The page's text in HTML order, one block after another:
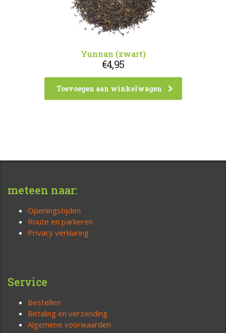
Yunnan (zwart)
€4,95
Toevoegen aan winkelwagen
meteen naar:
Openingstijden
Route en parkeren
Privacy verklaring
Service
Bestellen
Betaling en verzending
Algemene voorwaarden